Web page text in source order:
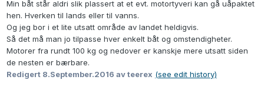
Min båt står aldri slik plassert at et evt. motortyveri kan gå uåpaktet
hen. Hverken til lands eller til vanns.
Og jeg bor i et lite utsatt område av landet heldigvis.
Så det må man jo tilpasse hver enkelt båt og omstendigheter.
Motorer fra rundt 100 kg og nedover er kanskje mere utsatt siden
de nesten er bærbare.
Redigert 8.September.2016 av teerex (see edit history)